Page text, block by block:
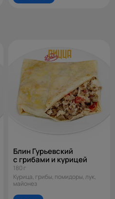
Блин Гурьевский
с грибами и курицей
180 г
Курица, грибы, помидоры, лук,
майонез